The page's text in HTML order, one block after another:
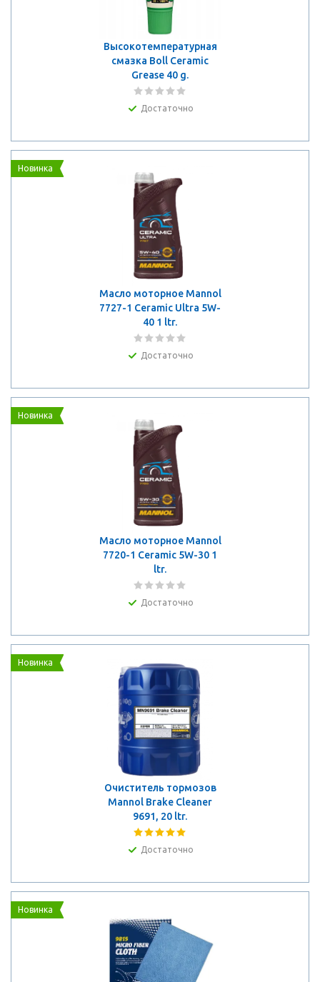
Высокотемпературная
смазка Boll Ceramic
Grease 40 g.
Достаточно
Новинка
Масло моторное Mannol
7727-1 Ceramic Ultra 5W-
40 1 ltr.
Достаточно
Новинка
Масло моторное Mannol
7720-1 Ceramic 5W-30 1
ltr.
Достаточно
Новинка
Очиститель тормозов
Mannol Brake Cleaner
9691, 20 ltr.
Достаточно
Новинка